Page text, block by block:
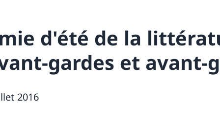
d'été de la
gardes et avant-
2016